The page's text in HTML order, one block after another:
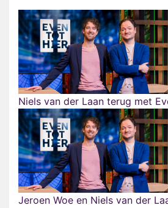
Niels van der Laan terug met
Jeroen Woe en Niels van der